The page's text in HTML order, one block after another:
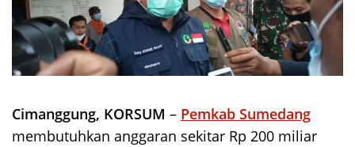
Cimanggung, KORSUM – Pemkab Sumedang
membutuhkan anggaran sekitar Rp 200 miliar